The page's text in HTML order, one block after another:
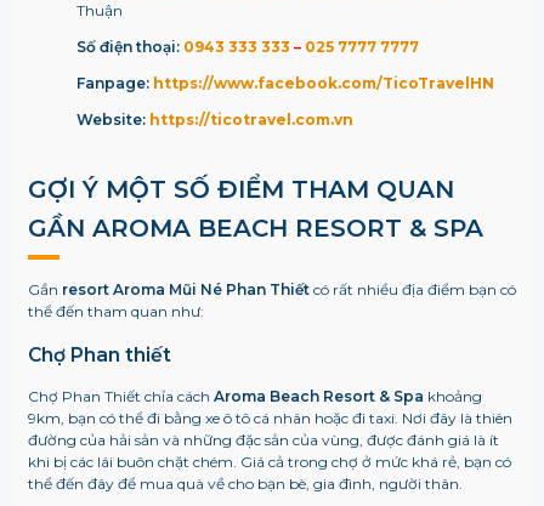
Thuận
Số điện thoại: 0943 333 333 – 025 7777 7777
Fanpage: https://www.facebook.com/TicoTravelHN
Website: https://ticotravel.com.vn
GỢI Ý MỘT SỐ ĐIỂM THAM QUAN
GẦN AROMA BEACH RESORT & SPA
Gần resort Aroma Mũi Né Phan Thiết có rất nhiều địa điểm bạn có
thể đến tham quan như:
Chợ Phan thiết
Chợ Phan Thiết chỉa cách Aroma Beach Resort & Spa khoảng
9km, bạn có thể đi bằng xe ô tô cá nhân hoặc đi taxi. Nơi đây là thiên
đường của hải sản và những đặc sản của vùng, được đánh giá là ít
khi bị các lái buôn chặt chém. Giá cả trong chợ ở mức khá rẻ, bạn có
thể đến đây để mua quà về cho bạn bè, gia đình, người thân.